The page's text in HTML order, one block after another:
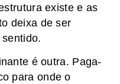
existe e as
deixa de ser
é outra. Paga-
para onde o